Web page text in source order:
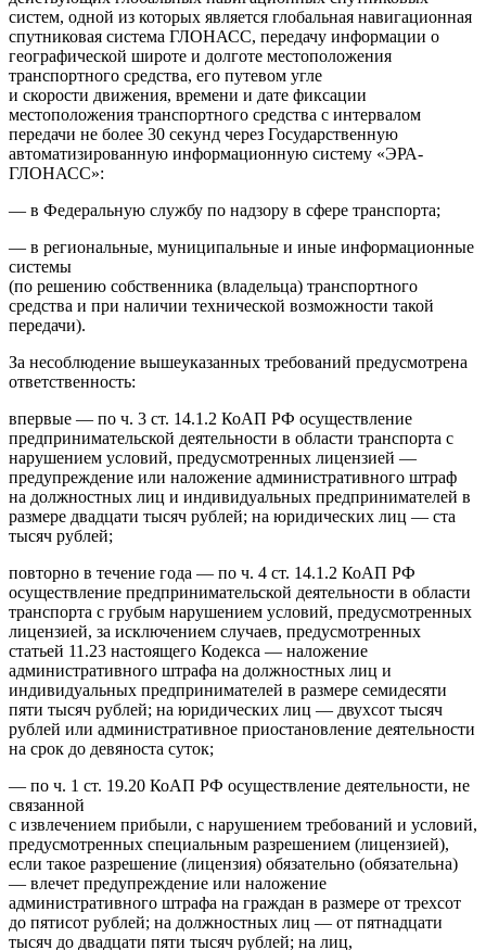
систем, одной из которых является глобальная навигационная
спутниковая система ГЛОНАСС, передачу информации о
географической широте и долготе местоположения
транспортного средства, его путевом угле
и скорости движения, времени и дате фиксации
местоположения транспортного средства с интервалом
передачи не более 30 секунд через Государственную
автоматизированную информационную систему «ЭРА-
ГЛОНАСС»:
— в Федеральную службу по надзору в сфере транспорта;
— в региональные, муниципальные и иные информационные
системы
(по решению собственника (владельца) транспортного
средства и при наличии технической возможности такой
передачи).
За несоблюдение вышеуказанных требований предусмотрена
ответственность:
впервые — по ч. 3 ст. 14.1.2 КоАП РФ осуществление
предпринимательской деятельности в области транспорта с
нарушением условий, предусмотренных лицензией —
предупреждение или наложение административного штраф
на должностных лиц и индивидуальных предпринимателей в
размере двадцати тысяч рублей; на юридических лиц — ста
тысяч рублей;
повторно в течение года — по ч. 4 ст. 14.1.2 КоАП РФ
осуществление предпринимательской деятельности в области
транспорта с грубым нарушением условий, предусмотренных
лицензией, за исключением случаев, предусмотренных
статьей 11.23 настоящего Кодекса — наложение
административного штрафа на должностных лиц и
индивидуальных предпринимателей в размере семидесяти
пяти тысяч рублей; на юридических лиц — двухсот тысяч
рублей или административное приостановление деятельности
на срок до девяноста суток;
— по ч. 1 ст. 19.20 КоАП РФ осуществление деятельности, не
связанной
с извлечением прибыли, с нарушением требований и условий,
предусмотренных специальным разрешением (лицензией),
если такое разрешение (лицензия) обязательно (обязательна)
— влечет предупреждение или наложение
административного штрафа на граждан в размере от трехсот
до пятисот рублей; на должностных лиц — от пятнадцати
тысяч до двадцати пяти тысяч рублей; на лиц,